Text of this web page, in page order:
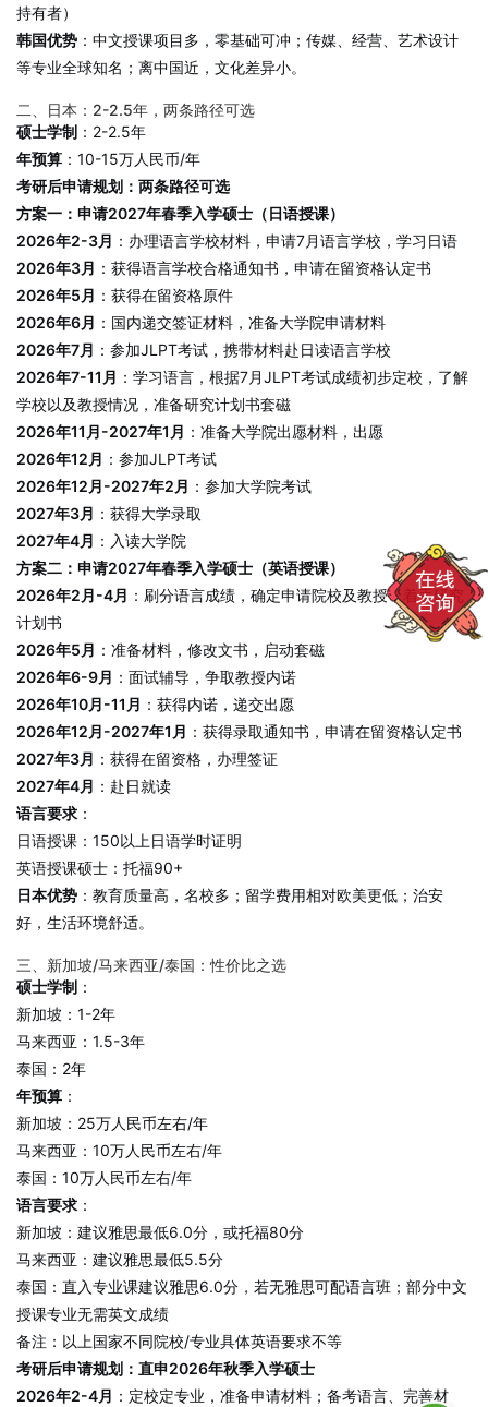
持有者）
韩国优势 ：中文授课项目多，零基础可冲；传媒、经营、艺术设计
等专业全球知名；离中国近，文化差异小。
二、日本：2-2.5年，两条路径可选
硕士学制 ：2-2.5年
年预算 ：10-15万人民币/年
考研后申请规划：两条路径可选
方案一：申请2027年春季入学硕士（日语授课）
2026年2-3月 ：办理语言学校材料，申请7月语言学校，学习日语
2026年3月 ：获得语言学校合格通知书，申请在留资格认定书
2026年5月 ：获得在留资格原件
2026年6月 ：国内递交签证材料，准备大学院申请材料
2026年7月 ：参加JLPT考试，携带材料赴日读语言学校
2026年7-11月 ：学习语言，根据7月JLPT考试成绩初步定校，了解
学校以及教授情况，准备研究计划书套磁
2026年11月-2027年1月 ：准备大学院出愿材料，出愿
2026年12月 ：参加JLPT考试
2026年12月-2027年2月 ：参加大学院考试
2027年3月 ：获得大学录取
2027年4月 ：入读大学院
方案二：申请2027年春季入学硕士（英语授课）
2026年2月-4月 ：刷分语言成绩，确定申请院校及教授，着手研究
计划书
2026年5月 ：准备材料，修改文书，启动套磁
2026年6-9月 ：面试辅导，争取教授内诺
2026年10月-11月 ：获得内诺，递交出愿
2026年12月-2027年1月 ：获得录取通知书，申请在留资格认定书
2027年3月 ：获得在留资格，办理签证
2027年4月 ：赴日就读
语言要求 ：
日语授课：150以上日语学时证明
英语授课硕士：托福90+
日本优势 ：教育质量高，名校多；留学费用相对欧美更低；治安
好，生活环境舒适。
三、新加坡/马来西亚/泰国：性价比之选
硕士学制 ：
新加坡：1-2年
马来西亚：1.5-3年
泰国：2年
年预算 ：
新加坡：25万人民币左右/年
马来西亚：10万人民币左右/年
泰国：10万人民币左右/年
语言要求 ：
新加坡：建议雅思最低6.0分，或托福80分
马来西亚：建议雅思最低5.5分
泰国：直入专业课建议雅思6.0分，若无雅思可配语言班；部分中文
授课专业无需英文成绩
备注：以上国家不同院校/专业具体英语要求不等
考研后申请规划：直申2026年秋季入学硕士
2026年2-4月 ：定校定专业，准备申请材料；备考语言、完善材